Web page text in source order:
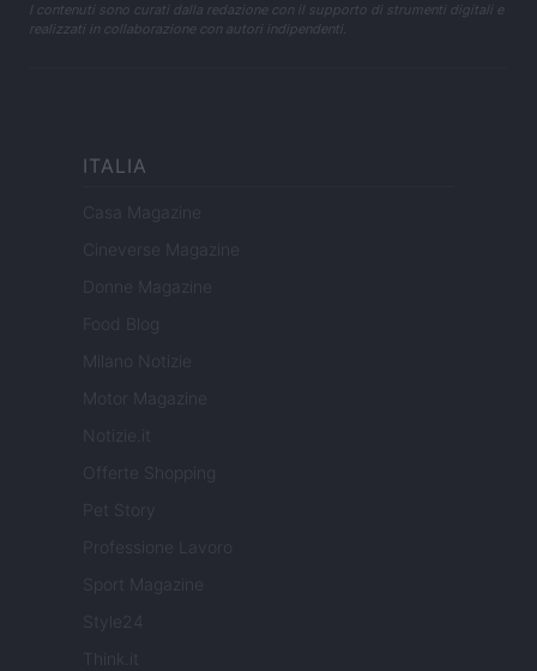
I contenuti sono curati dalla redazione con il supporto di strumenti digitali e
realizzati in collaborazione con autori indipendenti.
ITALIA
Casa Magazine
Cineverse Magazine
Donne Magazine
Food Blog
Milano Notizie
Motor Magazine
Notizie.it
Offerte Shopping
Professione Lavoro
Sport Magazine
Style24
Think.it